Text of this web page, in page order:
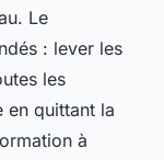
Le
: lever les
les
en quittant la
à